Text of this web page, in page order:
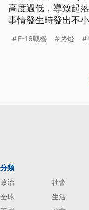
高度過低，導致起
事情發生時發出不
F-16戰機 路燈
分類
政治
社會
全球
生活